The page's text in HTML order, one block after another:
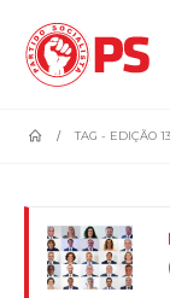
TAG - EDIÇÃO